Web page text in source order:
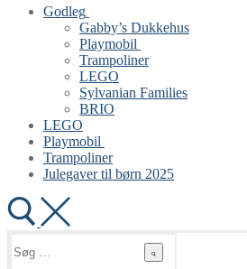
Godleg
Gabby’s Dukkehus
Playmobil
Trampoliner
LEGO
Sylvanian Families
BRIO
LEGO
Playmobil
Trampoliner
Julegaver til børn 2025
efter: